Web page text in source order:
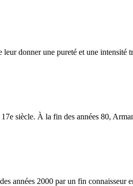
donner une pureté et une
siècle. À la fin des années 80,
années 2000 par un fin